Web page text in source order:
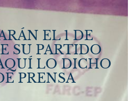
EL 1 DE
SU PARTIDO
LO DICHO
PRENSA